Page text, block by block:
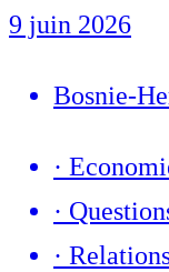
9 juin 2026
Bosnie-
·
·
·